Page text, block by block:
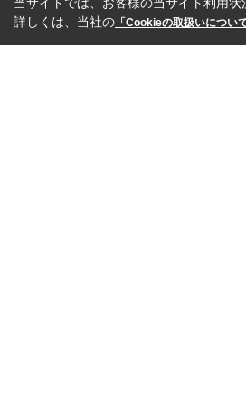
詳しくは、当社の 「Cookieの取扱いについて